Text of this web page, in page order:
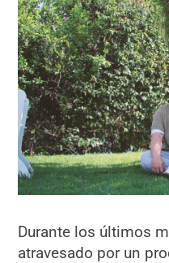
Durante los últimos
atravesado por un